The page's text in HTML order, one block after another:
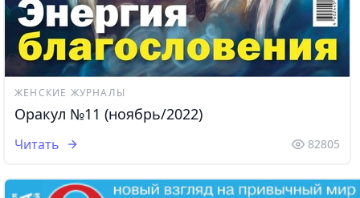
ЖЕНСКИЕ ЖУРНАЛЫ
Оракул №11 (ноябрь/2022)
Читать 82805